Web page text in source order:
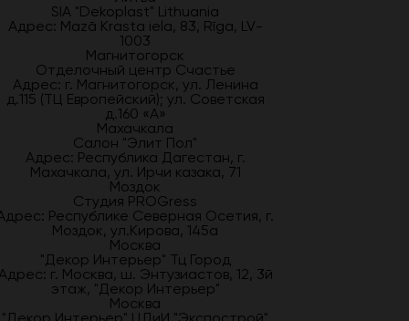
SIA "Dekoplast" Lithuania
Адрес: Mazā Krasta iela, 83, Rīga, LV-
1003
Магнитогорск
Отделочный центр Счастье
Адрес: г. Магнитогорск, ул. Ленина
д.115 (ТЦ Европейский); ул. Советская
д.160 «А»
Махачкала
Салон "Элит Пол"
Адрес: Республика Дагестан, г.
Махачкала, ул. Ирчи казака, 71
Моздок
Студия PROGress
Республике Северная Осетия, г.
Моздок, ул.Кирова, 145а
Москва
"Декор Интерьер" Тц Город
г. Москва, ш. Энтузиастов, 12, 3й
этаж, "Декор Интерьер"
Москва